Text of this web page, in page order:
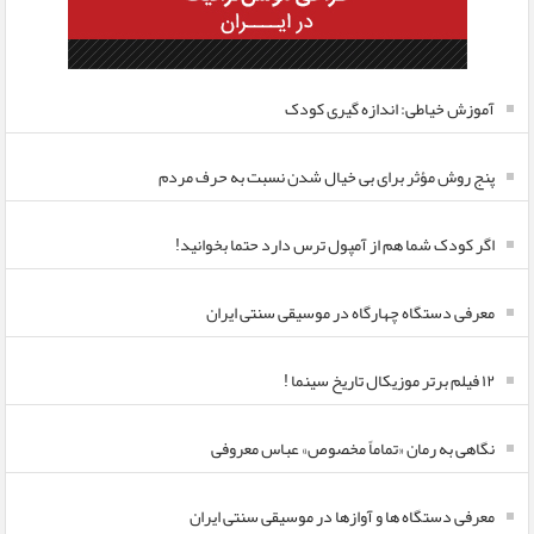
آموزش خیاطی: اندازه گیری کودک
پنج روش مؤثر برای بی خیال شدن نسبت به حرف مردم
اگر کودک شما هم از آمپول ترس دارد حتما بخوانید!
معرفی دستگاه چهارگاه در موسیقی سنتی ایران
۱۲ فیلم برتر موزیکال تاریخ سینما !
نگاهی به رمان «تماماً مخصوص» عباس معروفی
معرفی دستگاه ها و آوازها در موسیقی سنتی ایران